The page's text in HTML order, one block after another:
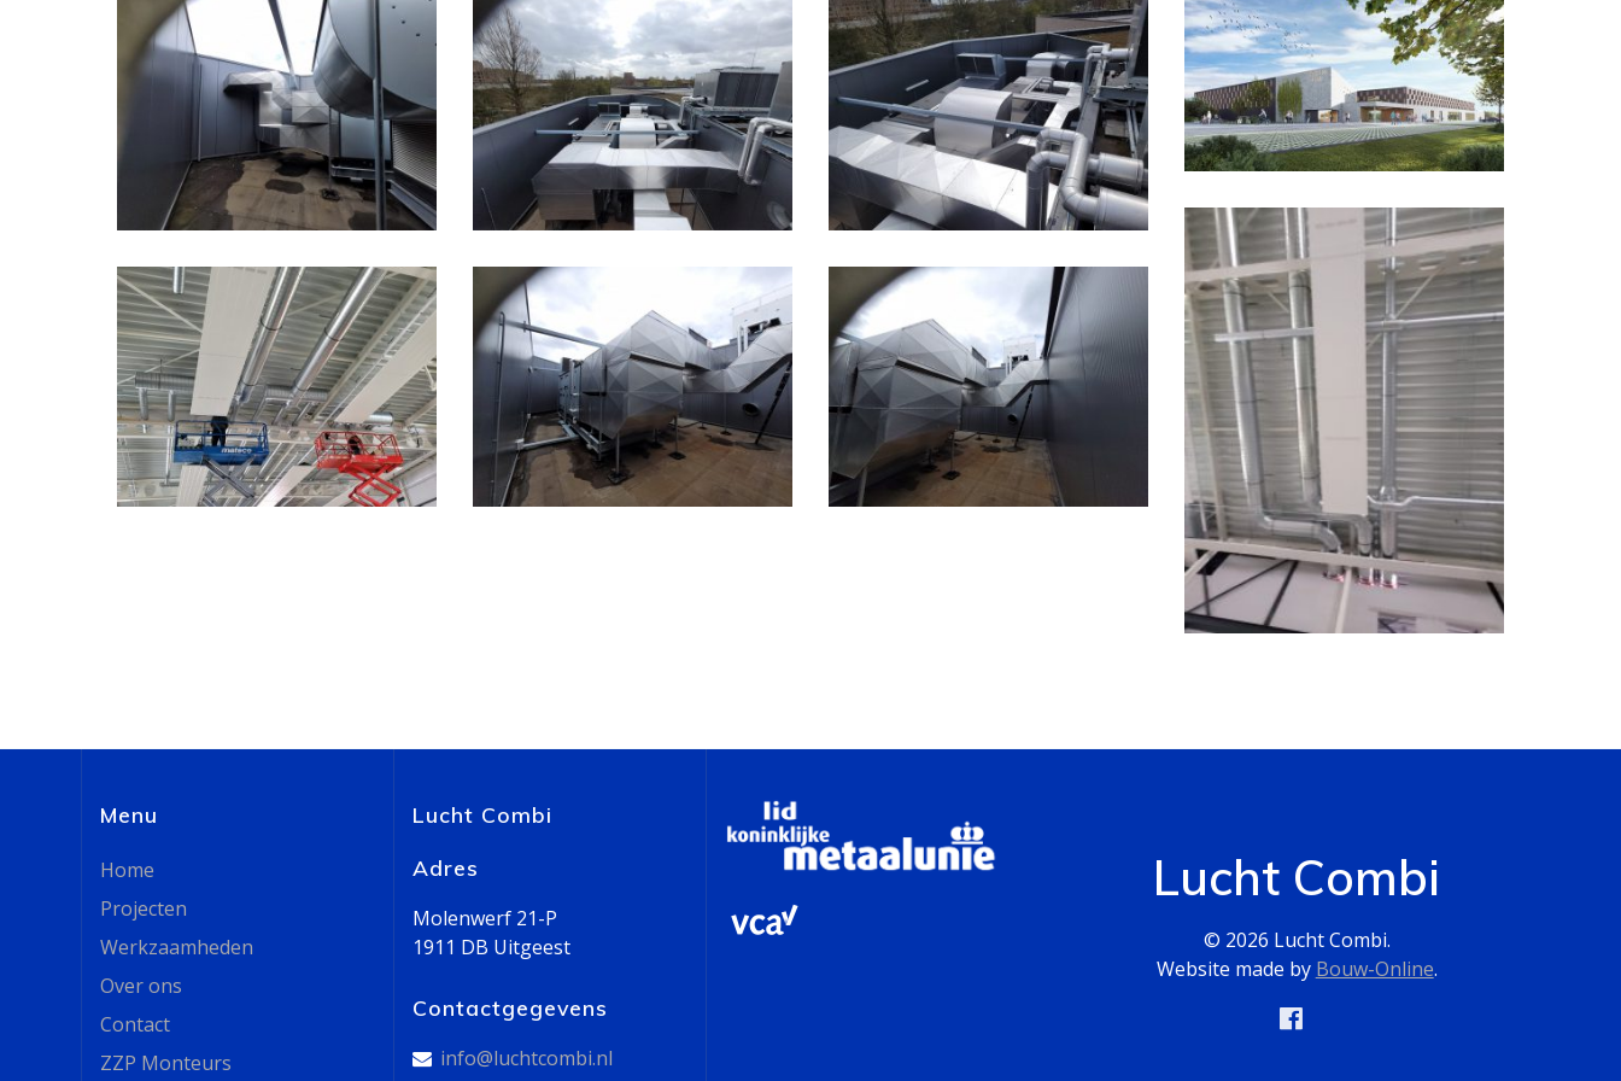
Menu
Home
Projecten
Werkzaamheden
Over ons
Contact
ZZP Monteurs
Lucht Combi
Adres
Molenwerf 21-P
1911 DB Uitgeest
Contactgegevens
info@luchtcombi.nl
Lucht Combi
© 2026 Lucht Combi.
Website made by Bouw-Online.